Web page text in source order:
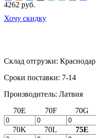
4262 руб.
Хочу скидку
Склад отгрузки: Краснодар
Сроки поставки: 7-14
Производитель: Латвия
70E
70F 70G
70K 70L 75E